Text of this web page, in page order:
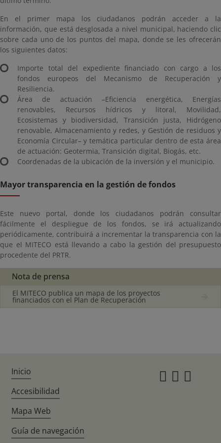
En el primer mapa los ciudadanos podrán acceder a la
información, que está desglosada a nivel municipal, haciendo clic
sobre cada uno de los puntos del mapa, donde se les ofrecerán
los siguientes datos:
Importe total del expediente financiado con cargo a los
fondos europeos del Mecanismo de Recuperación y
Resiliencia.
Área de actuación –Eficiencia energética, Energías
renovables, Recursos hídricos y litoral, Movilidad,
Ecosistemas y biodiversidad, Transición justa, Hidrógeno
renovable, Almacenamiento y redes, y Gestión de residuos y
Economía Circular– y temática particular dentro de esta área
de actuación: Geotermia, Transición digital, Biogás, etc.
Coordenadas de la ubicación de la inversión y el municipio.
Mayor transparencia en la gestión de fondos
Este nuevo portal, donde los ciudadanos podrán consultar
fácilmente el despliegue de los fondos, se irá actualizando
periódicamente, contribuirá a incrementar la transparencia con la
que el MITECO está llevando a cabo la gestión del presupuesto
procedente del PRTR.
Nota de prensa
El MITECO publica un mapa de los proyectos
financiados con el Plan de Recuperación
Inicio
Accesibilidad
Mapa Web
Guía de navegación